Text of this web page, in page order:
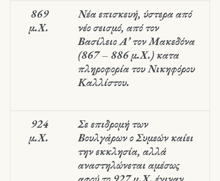
869
μ.Χ.
Νέα επισκευή, ύστερα από
νέο σεισμό, από τον
Βασίλειο Α’ τον Μακεδόνα
(867 – 886 μ.Χ.) κατα
πληροφορία του Νικηφόρου
Καλλίστου.
924
μ.Χ.
Σε επιδρομή των
Βουλγάρων ο Συμεών καίει
την εκκλησία, αλλά
αναστηλώνεται αμέσως